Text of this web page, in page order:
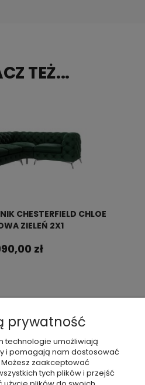
TEŻ...
CHESTERFIELD CHLOE
ZIELEŃ 2X1
zł
prywatność
technologie umożliwiają
i pomagają nam dostosować
zaakceptować
tych plików i przejść